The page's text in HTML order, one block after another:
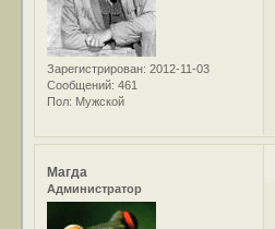
Зарегистрирован: 2012-11-03
Сообщений: 461
Пол: Мужской
Магда
Администратор